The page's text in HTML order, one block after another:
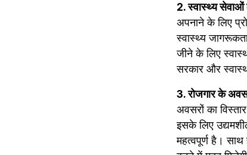
2. स्वास्थ्य
अपनाने के लिए
स्वास्थ्य
जीने के लिए
सरकार और
3. रोजगार के
अवसरों का
इसके लिए
महत्वपूर्ण है। साथ